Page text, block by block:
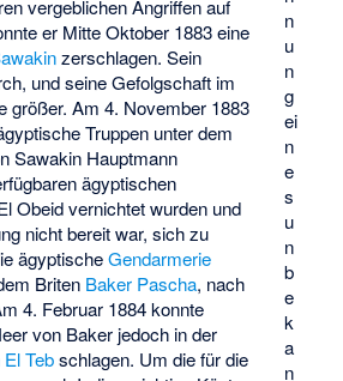
n
u
n
g
ei
n
e
s
u
n
b
e
k
a
n
vergeblichen Angriffen auf
er Mitte Oktober 1883 eine
zerschlagen. Sein
und seine Gefolgschaft im
größer. Am 4. November 1883
Truppen unter dem
Sawakin Hauptmann
ägyptischen
Obeid vernichtet wurden und
nicht bereit war, sich zu
ägyptischeGendarmerie
Briten Baker Pascha, nach
4. Februar 1884 konnte
von Baker jedoch in der
Tebschlagen. Um die für die